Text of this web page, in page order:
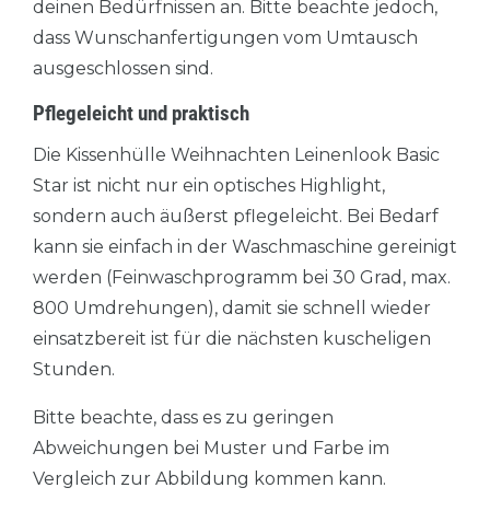
deinen Bedürfnissen an. Bitte beachte jedoch,
dass Wunschanfertigungen vom Umtausch
ausgeschlossen sind.
Pflegeleicht und praktisch
Die Kissenhülle Weihnachten Leinenlook Basic
Star ist nicht nur ein optisches Highlight,
sondern auch äußerst pflegeleicht. Bei Bedarf
kann sie einfach in der Waschmaschine gereinigt
werden (Feinwaschprogramm bei 30 Grad, max.
800 Umdrehungen), damit sie schnell wieder
einsatzbereit ist für die nächsten kuscheligen
Stunden.
Bitte beachte, dass es zu geringen
Abweichungen bei Muster und Farbe im
Vergleich zur Abbildung kommen kann.